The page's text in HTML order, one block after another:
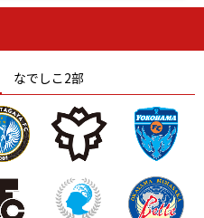
石人の星
静岡 愛媛Ｌ
なでしこ2部